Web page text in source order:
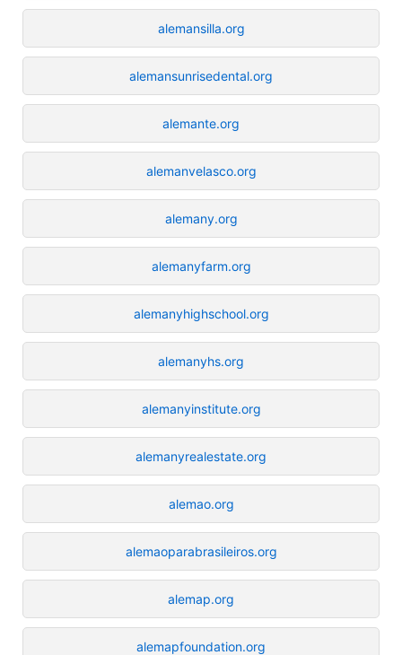
alemansilla.org
alemansunrisedental.org
alemante.org
alemanvelasco.org
alemany.org
alemanyfarm.org
alemanyhighschool.org
alemanyhs.org
alemanyinstitute.org
alemanyrealestate.org
alemao.org
alemaoparabrasileiros.org
alemap.org
alemapfoundation.org